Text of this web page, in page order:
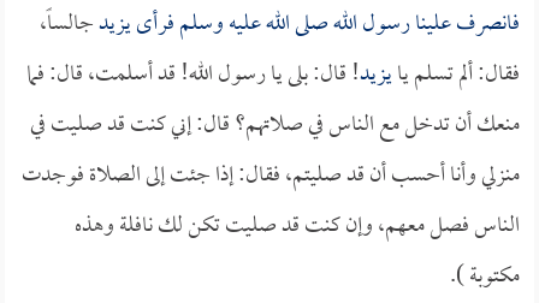
فانصرف علينا رسول الله صلى الله عليه وسلم فرأىيزيدجالساً،
فقال: ألم تسلم يايزيد! قال: بلى يا رسول الله! قد أسلمت، قال: فما
منعك أن تدخل مع الناس في صلاتهم؟ قال: إني كنت قد صليت في
منزلي وأنا أحسب أن قد صليتم، فقال: إذا جئت إلى الصلاة فوجدت
الناس فصل معهم، وإن كنت قد صليت تكن لك نافلة وهذه
مكتوبة ).